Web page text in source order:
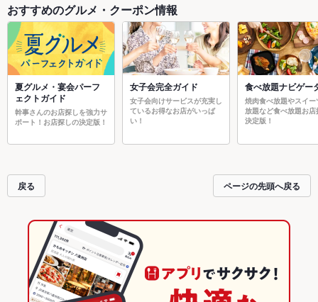
おすすめのグルメ・クーポン情報
夏グルメ・宴会パーフ
ェクトガイド
幹事さんのお店探しを強力サ
ポート！お店探しの決定版！
女子会完全ガイド
女子会向けサービスが充実し
ているお得なお店がいっぱ
い！
食べ放題ナビゲー
焼肉食べ放題やスイー
放題など食べ放題お店
決定版！
戻る ページの先頭へ戻る